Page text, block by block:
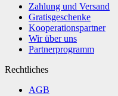
Zahlung und Versand
Gratisgeschenke
Kooperationspartner
Wir über uns
Partnerprogramm
Rechtliches
AGB